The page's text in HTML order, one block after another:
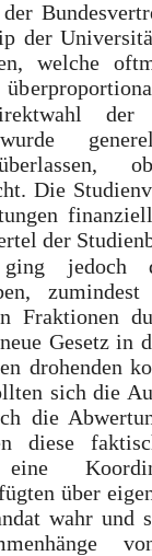
der
welche
der
überlassen,
Die
der
ging
Fraktionen
Gesetz
drohenden
sich die
die
diese
über
wahr und